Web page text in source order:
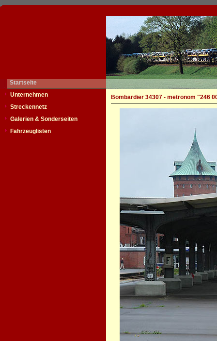
Startseite
Unternehmen
Streckennetz
Galerien & Sonderseiten
Fahrzeuglisten
Bombardier 34307 - metronom "246